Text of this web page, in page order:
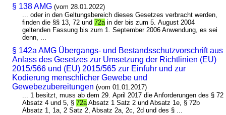
§ 138 AMG (vom 28.01.2022)
... oder in den Geltungsbereich dieses Gesetzes verbracht werden,
finden die §§ 13, 72 und72ain der bis zum 5. August 2004
geltenden Fassung bis zum 1. September 2006 Anwendung, es sei
denn, ...
§ 142a AMG Übergangs- und Bestandsschutzvorschrift aus
Anlass des Gesetzes zur Umsetzung der Richtlinien (EU)
2015/566 und (EU) 2015/565 zur Einfuhr und zur
Kodierung menschlicher Gewebe und
Gewebezubereitungen (vom 01.01.2017)
... 1 besitzt, muss ab dem 29. April 2017 die Anforderungen des § 72
Absatz 4 und 5, §72aAbsatz 1 Satz 2 und Absatz 1e, § 72b
Absatz 1, 1a, 2 Satz 2, Absatz 2a, 2c, 2d und des § ...